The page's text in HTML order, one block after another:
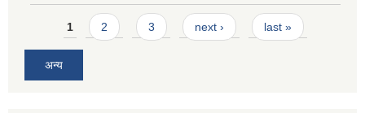
Pages
1 2 3 next › last »
अन्य